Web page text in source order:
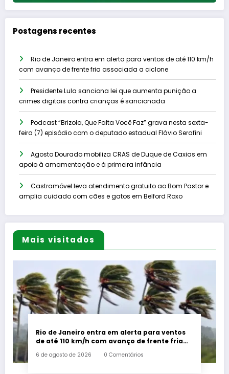
Postagens recentes
Rio de Janeiro entra em alerta para ventos de até 110 km/h
com avanço de frente fria associada a ciclone
Presidente Lula sanciona lei que aumenta punição a
crimes digitais contra crianças é sancionada
Podcast “Brizola, Que Falta Você Faz” grava nesta sexta-
feira (7) episódio com o deputado estadual Flávio Serafini
Agosto Dourado mobiliza CRAS de Duque de Caxias em
apoio à amamentação e à primeira infância
Castramóvel leva atendimento gratuito ao Bom Pastor e
amplia cuidado com cães e gatos em Belford Roxo
Mais visitados
Rio de Janeiro entra em alerta para ventos
de até 110 km/h com avanço de frente fria
6 de agosto de 2026 0 Comentários